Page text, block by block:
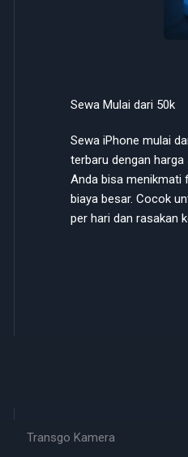
Sewa Mulai dari 50k
Sewa iPhone mulai
terbaru dengan
Anda bisa menikmati
biaya besar. Cocok
per hari dan rasakan
Transgo Kamera